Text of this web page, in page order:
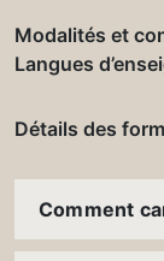
Modalités et
Langues
Détails des